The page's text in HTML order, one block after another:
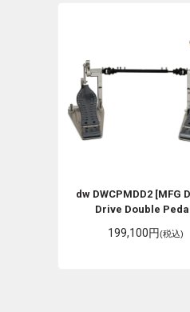
dw DWCPMDD2 [MFG
Drive Double
199,100円(税込)